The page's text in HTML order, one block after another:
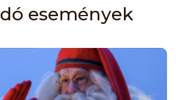
események